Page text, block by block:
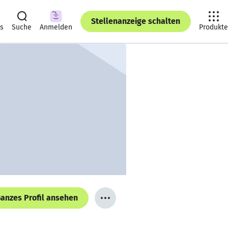
Suche Anmelden
Stellenanzeige schalten
Produkte
Profil ansehen